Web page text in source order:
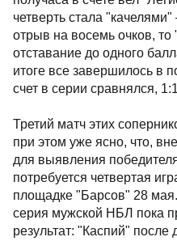
четверть стала
отрыв на восемь очков,
отставание до одного
итоге все завершилось в
счет в серии сравнялся,
Третий матч этих
при этом уже ясно, что,
для выявления
потребуется четвертая
площадке "Барсов" 28
серия мужской НБЛ пока
результат: "Каспий" после